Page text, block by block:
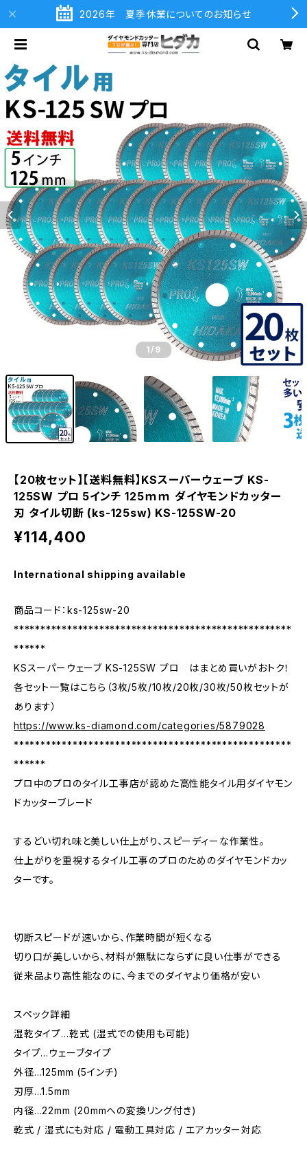
2026年 夏季休業についてのお知らせ
1 /9
【20枚セット】【送料無料】KSスーパーウェーブ KS-
125SW プロ 5インチ 125ｍｍ ダイヤモンドカッター
刃 タイル切断 (ks-125sw) KS-125SW-20
¥114,400
International shipping available
商品コード：ks-125sw-20
****************************************************
******
KSスーパーウェーブ KS-125SW プロ はまとめ買いがおトク！
各セット一覧はこちら（3枚/5枚/10枚/20枚/30枚/50枚セットが
あります）
https://www.ks-diamond.com/categories/5879028
****************************************************
******
プロ中のプロのタイル工事店が認めた高性能タイル用ダイヤモン
ドカッターブレード
するどい切れ味と美しい仕上がり、スピーディーな作業性。
仕上がりを重視するタイル工事のプロのためのダイヤモンドカッ
ターです。
切断スピードが速いから、作業時間が短くなる
切り口が美しいから、材料が無駄にならずに良い仕事ができる
従来品より高性能なのに、今までのダイヤより価格が安い
スペック詳細
湿乾タイプ…乾式 (湿式での使用も可能)
タイプ…ウェーブタイプ
外径…125mm (5インチ)
刃厚…1.5mm
内径…22mm (20mmへの変換リング付き)
乾式 / 湿式にも対応 / 電動工具対応 / エアカッター対応